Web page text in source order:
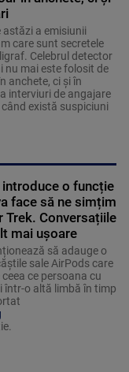
astăzi a emisiunii
care sunt secretele
Celebrul detector
nu mai este folosit de
anchete, ci și în
interviuri de angajare
există suspiciuni
introduce o funcție
face să ne simțim
Trek. Conversațiile
mai ușoare
să adauge o
sale AirPods care
ce persoana cu
într-o altă limbă în timp